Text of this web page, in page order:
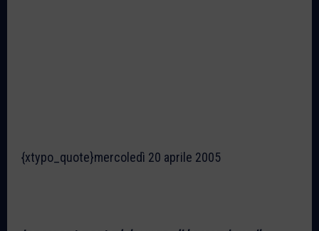
{xtypo_quote}mercoledì 20 aprile 2005